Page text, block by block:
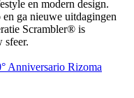
en modern design.
ga nieuwe uitdagingen
Scrambler® is
sfeer.
Anniversario Rizoma